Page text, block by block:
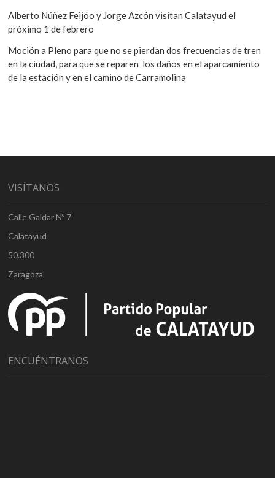
Alberto Núñez Feijóo y Jorge Azcón visitan Calatayud el
próximo 1 de febrero
Moción a Pleno para que no se pierdan dos frecuencias de tren
en la ciudad, para que se reparen los daños en el aparcamiento
de la estación y en el camino de Carramolina
VISÍTANOS
Calle Galdar Nº 7
Calatayud
50.300
Zaragoza
ENCUÉNTRANOS